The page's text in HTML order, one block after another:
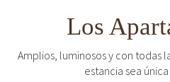
Los
Amplios, luminosos y con todas
estancia sea